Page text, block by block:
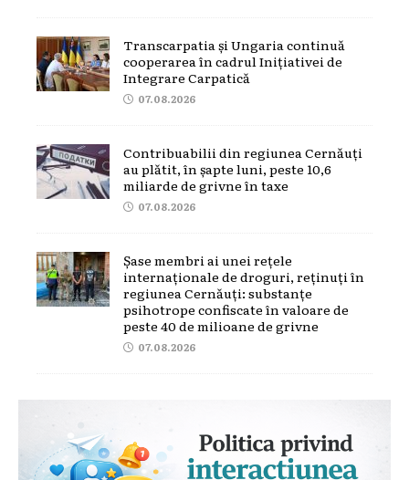
Transcarpatia și Ungaria continuă
cooperarea în cadrul Inițiativei de
Integrare Carpatică
07.08.2026
Contribuabilii din regiunea Cernăuți
au plătit, în șapte luni, peste 10,6
miliarde de grivne în taxe
07.08.2026
Șase membri ai unei rețele
internaționale de droguri, reținuți în
regiunea Cernăuți: substanțe
psihotrope confiscate în valoare de
peste 40 de milioane de grivne
07.08.2026